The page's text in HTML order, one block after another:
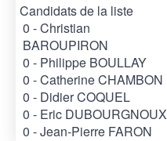
Candidats de la liste
0 - Christian
BAROUPIRON
0 - Philippe BOULLAY
0 - Catherine CHAMBON
0 - Didier COQUEL
0 - Eric DUBOURGNOUX
0 - Jean-Pierre FARON